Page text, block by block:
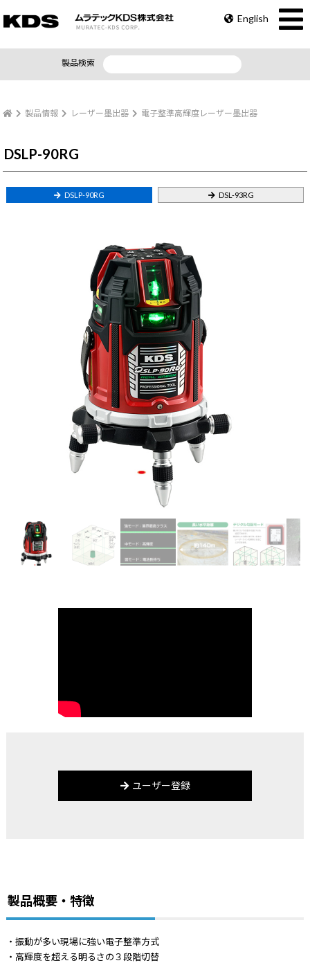
English
製品検索
製品情報 レーザー墨出器 電子整準高輝度レーザー墨出器
DSLP-90RG
DSLP-90RG DSL-93RG
ユーザー登録
製品概要・特徴
・振動が多い現場に強い電子整準方式
・高輝度を超える明るさの３段階切替